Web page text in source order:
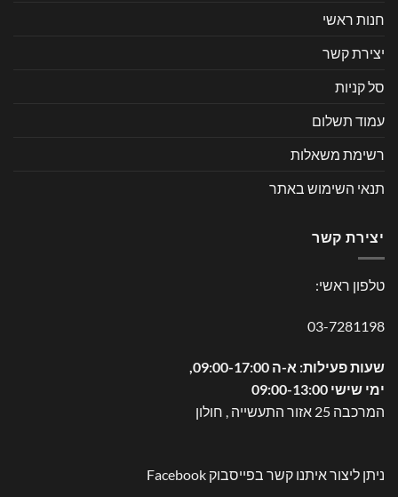
חנות ראשי
יצירת קשר
סל קניות
עמוד תשלום
רשימת משאלות
תנאי השימוש באתר
יצירת קשר
טלפון ראשי:
03-7281198
שעות פעילות: א-ה 09:00-17:00,
ימי שישי 09:00-13:00
המרכבה 25 אזור התעשייה , חולון
ניתן ליצור איתנו קשר בפייסבוק Facebook